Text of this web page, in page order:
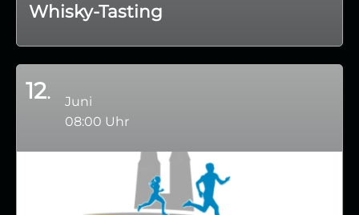
Whisky-Tasting
12
Juni
08:00 Uhr